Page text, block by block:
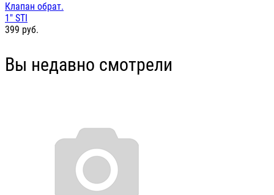
Клапан обрат.
1" STI
399 руб.
Вы недавно смотрели